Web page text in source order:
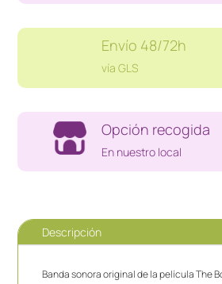
Envío 48/72h
vía GLS
Opción recogida
En nuestro local
Descripción
Banda sonora original de la película The